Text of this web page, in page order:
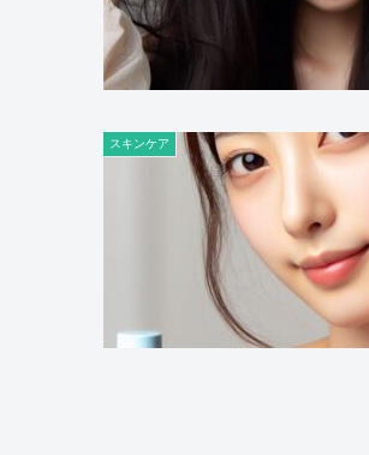
スキンケア